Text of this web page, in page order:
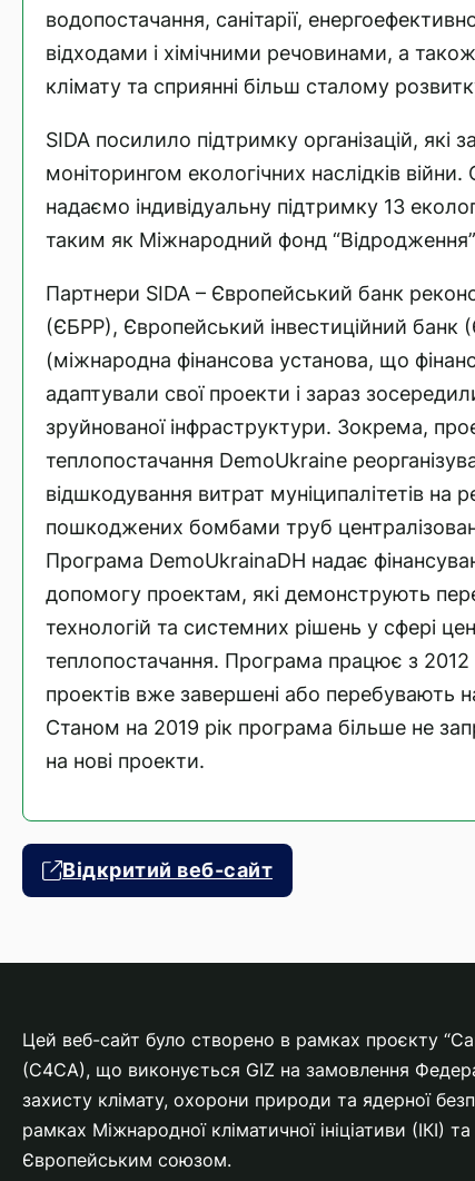
водопостачання, санітарії,
відходами і хімічними речовинами, а також
клімату та сприянні більш сталому
SIDA посилило підтримку організацій, які
моніторингом екологічних наслідків
надаємо індивідуальну підтримку 13
таким як Міжнародний фонд “Відродження”
Партнери SIDA – Європейський банк
(ЄБРР), Європейський інвестиційний банк
(міжнародна фінансова установа, що
адаптували свої проекти і зараз
зруйнованої інфраструктури. Зокрема,
теплопостачання DemoUkraine
відшкодування витрат муніципалітетів на
пошкоджених бомбами труб
Програма DemoUkrainaDH надає
допомогу проектам, які демонструють
технологій та системних рішень у сфері
теплопостачання. Програма працює з 2012
проектів вже завершені або перебувають на
Станом на 2019 рік програма більше не
на нові проекти.
Відкритий веб-сайт
Цей веб-сайт було створено в рамках проєкту
(C4CA), що виконується GIZ на замовлення
захисту клімату, охорони природи та ядерної
рамках Міжнародної кліматичної ініціативи (ІКІ)
Європейським союзом.